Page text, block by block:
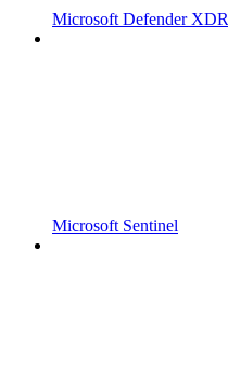
Microsoft Defender XDR
Microsoft Sentinel